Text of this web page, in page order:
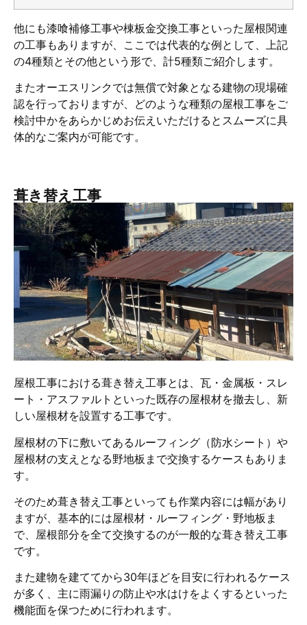
他にも漆喰補修工事や棟板金交換工事といった屋根関連
の工事もありますが、ここでは代表的な例として、上記
の4種類とその他という形で、計5種類ご紹介します。
またオーエスリンクでは無償で対象となる建物の現場確
認を行っておりますが、どのような種類の屋根工事をご
検討中かをあらかじめお伝えいただけるとスムーズに具
体的なご案内が可能です。
葺き替え工事
屋根工事における葺き替え工事とは、瓦・金属板・スレ
ート・アスファルトといった既存の屋根材を撤去し、新
しい屋根材を設置する工事です。
屋根材の下に敷いてあるルーフィング（防水シート）や
屋根材の支えとなる野地板まで交換するケースもありま
す。
そのため葺き替え工事といっても作業内容には幅があり
ますが、基本的には屋根材・ルーフィング・野地板ま
で、屋根部分を全て交換するのが一般的な葺き替え工事
です。
また建物を建ててから30年ほどを目安に行われるケース
が多く、主に雨漏りの防止や水はけをよくするといった
機能面を保つために行われます。